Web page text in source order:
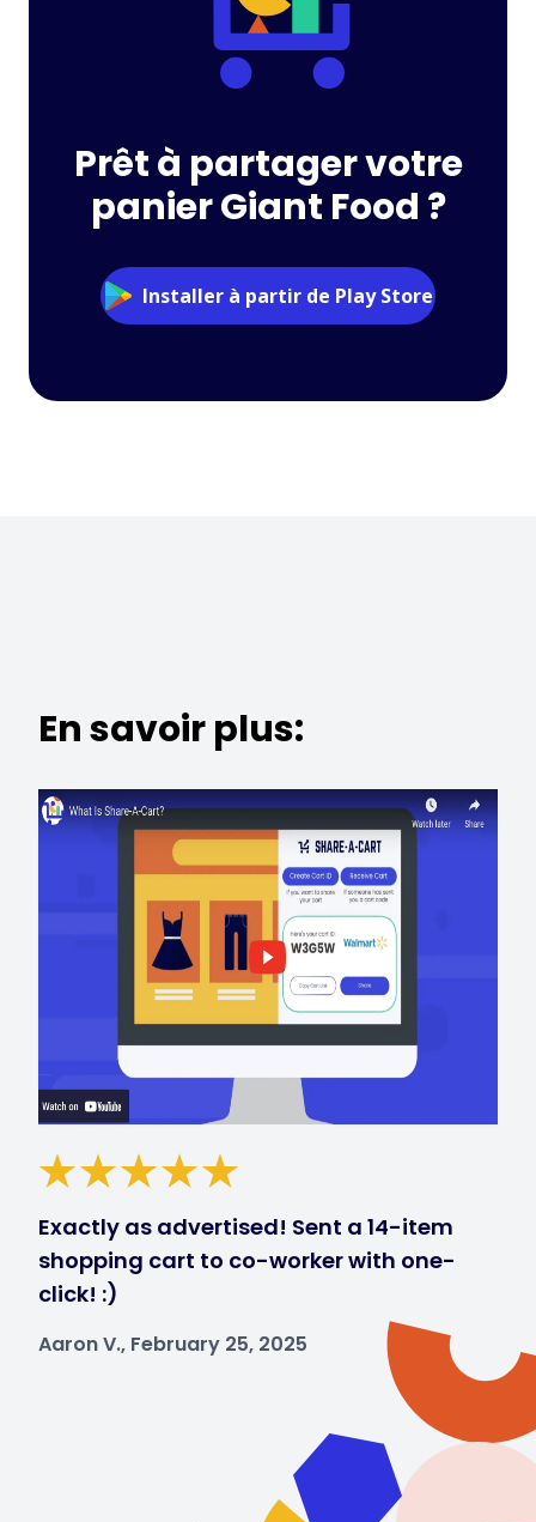
Prêt à partager votre
panier Giant Food ?
Installer à partir de Play Store
En savoir plus:
Exactly as advertised! Sent a 14-item
shopping cart to co-worker with one-
click! :)
Aaron V., February 25, 2025